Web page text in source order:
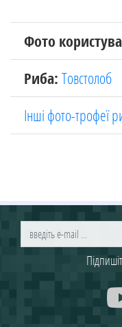
Фото
Риба:Товстолоб
Інші фото-трофеї